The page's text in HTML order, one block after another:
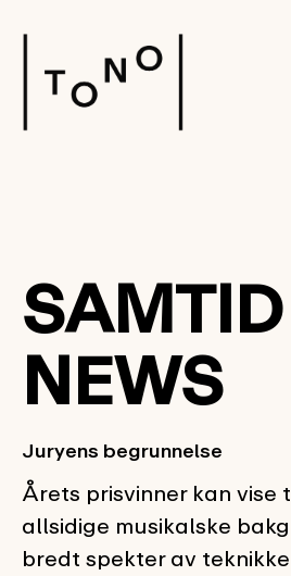
NEWS
Juryens begrunnelse
Årets prisvinner kan
allsidige musikalske
bredt spekter av